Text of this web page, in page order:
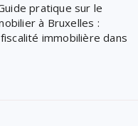
pratique sur le
à Bruxelles :
immobilière dans